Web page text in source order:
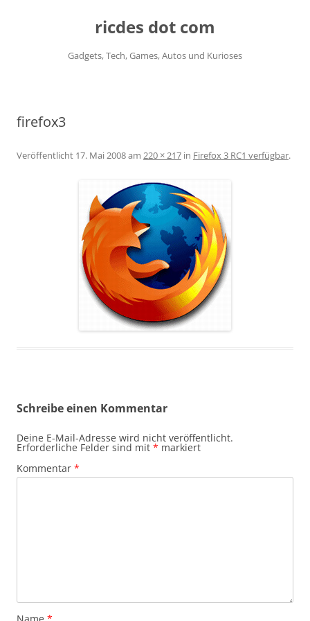
ricdes dot com
Gadgets, Tech, Games, Autos und Kurioses
firefox3
Veröffentlicht 17. Mai 2008am 220 × 217 in Firefox 3 RC1 verfügbar.
Schreibe einen Kommentar
Deine E-Mail-Adresse wird nicht veröffentlicht.
Erforderliche Felder sind mit * markiert
Kommentar *